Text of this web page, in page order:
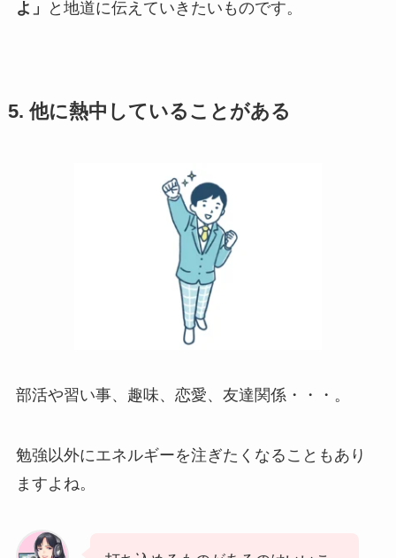
よ」
と地道に伝えていきたいものです。
5. 他に熱中していることがある
部活や習い事、趣味、恋愛、友達関係・・・。
勉強以外にエネルギーを注ぎたくなることもあり
ますよね。